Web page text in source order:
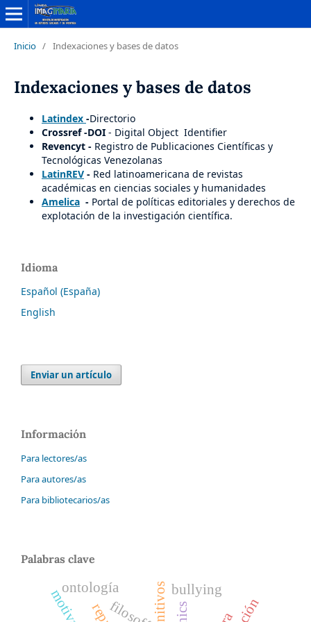
Inicio / Indexaciones y bases de datos
Indexaciones y bases de datos
Latindex -Directorio
Crossref -DOI- Digital Object Identifier
Revencyt-Registro de Publicaciones Científicas y
Tecnológicas Venezolanas
LatinREV-Red latinoamericana de revistas
académicas en ciencias sociales y humanidades
Amelica- Portal de políticas editoriales y derechos de
explotación de la investigación científica.
Idioma
Español (España)
English
Enviar un artículo
Información
Para lectores/as
Para autores/as
Para bibliotecarios/as
Palabras clave
ontología bullying